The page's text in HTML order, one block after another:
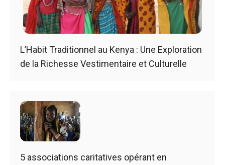
L’Habit Traditionnel au Kenya : Une Exploration
de la Richesse Vestimentaire et Culturelle
5 associations caritatives opérant en